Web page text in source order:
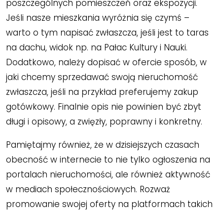
poszczególnych pomieszczeń oraz ekspozycji.
Jeśli nasze mieszkania wyróżnia się czymś –
warto o tym napisać zwłaszcza, jeśli jest to taras
na dachu, widok np. na Pałac Kultury i Nauki.
Dodatkowo, należy dopisać w ofercie sposób, w
jaki chcemy sprzedawać swoją nieruchomość
zwłaszcza, jeśli na przykład preferujemy zakup
gotówkowy. Finalnie opis nie powinien być zbyt
długi i opisowy, a zwięzły, poprawny i konkretny.
Pamiętajmy również, że w dzisiejszych czasach
obecność w internecie to nie tylko ogłoszenia na
portalach nieruchomości, ale również aktywność
w mediach społecznościowych. Rozważ
promowanie swojej oferty na platformach takich